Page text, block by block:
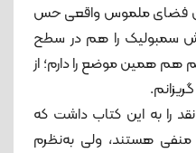
فضای ملموس واقعی حس
سمبولیک را هم در سطح
هم همین موضع را دارم؛ از
را به این کتاب داشت که
هستند، ولی به‌نظرم